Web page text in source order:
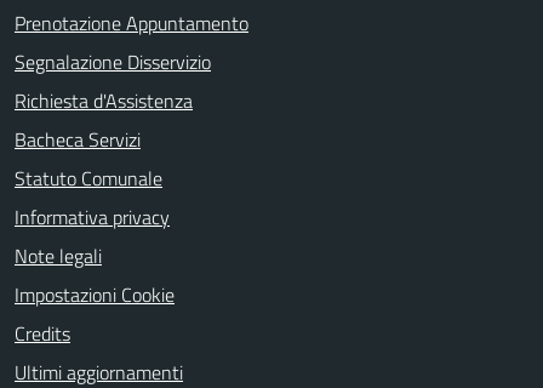
Prenotazione Appuntamento
Segnalazione Disservizio
Richiesta d'Assistenza
Bacheca Servizi
Statuto Comunale
Informativa privacy
Note legali
Impostazioni Cookie
Credits
Ultimi aggiornamenti